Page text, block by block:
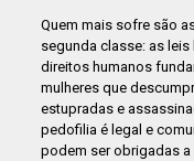
Quem mais sofre são
segunda classe: as
direitos humanos
mulheres que
estupradas e
pedofilia é legal e
podem ser obrigadas a